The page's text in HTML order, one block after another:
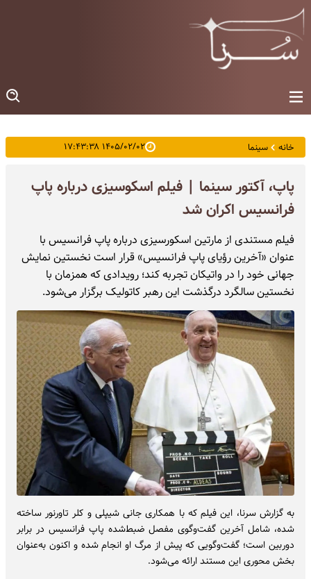
خانه سینما ۱۴۰۵/۰۲/۰۲ ۱۷:۴۳:۳۸
پاپ، آکتور سینما | فیلم اسکوسیزی درباره پاپ
فرانسیس اکران شد
فیلم مستندی از مارتین اسکورسیزی درباره پاپ فرانسیس با
عنوان «آخرین رؤیای پاپ فرانسیس» قرار است نخستین نمایش
جهانی خود را در واتیکان تجربه کند؛ رویدادی که همزمان با
نخستین سالگرد درگذشت این رهبر کاتولیک برگزار می‌شود.
به گزارش سرنا، این فیلم که با همکاری جانی شیپلی و کلر تاورنور ساخته
شده، شامل آخرین گفت‌وگوی مفصل ضبط‌شده پاپ فرانسیس در برابر
دوربین است؛ گفت‌وگویی که پیش از مرگ او انجام شده و اکنون به‌عنوان
بخش محوری این مستند ارائه می‌شود.